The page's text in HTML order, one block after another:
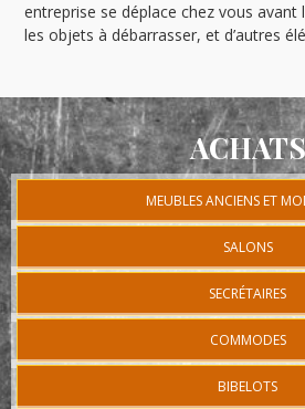
entreprise se déplace chez vous avant
les objets à débarrasser, et d’autres
ACHATS
MEUBLES ANCIENS ET
SALONS
SECRÉTAIRES
COMMODES
BIBELOTS